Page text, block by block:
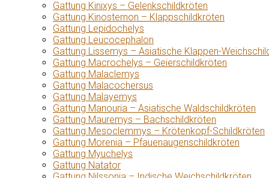
Gattung Kinixys – Gelenkschildkröten
Gattung Kinosternon – Klappschildkröten
Gattung Lepidochelys
Gattung Leucocephalon
Gattung Lissemys – Asiatische Klappen-
Gattung Macrochelys – Geierschildkröten
Gattung Malaclemys
Gattung Malacochersus
Gattung Malayemys
Gattung Manouria – Asiatische Waldschildkröten
Gattung Mauremys – Bachschildkröten
Gattung Mesoclemmys – Krötenkopf-Schildkröten
Gattung Morenia – Pfauenaugenschildkröten
Gattung Myuchelys
Gattung Natator